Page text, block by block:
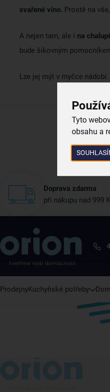
Tyto
obsahu a
svařené víno. Prostě na
A nejen tam, ale i na
bude šikovným
Lze jej mýt v myčce nádobí.
Doprava zdarma
při nákupu nad 999
ProdejnyKuchyňské potřeby